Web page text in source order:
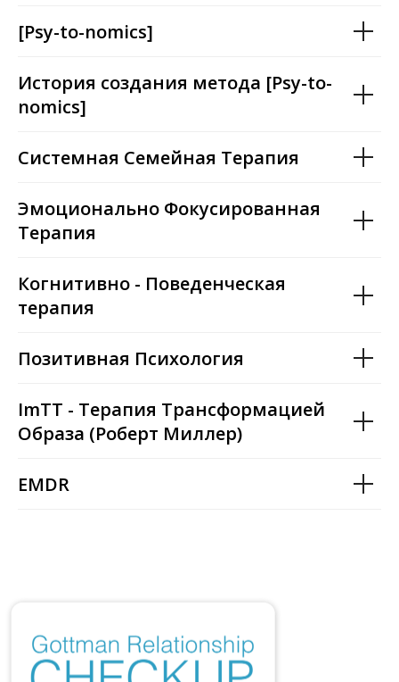
[Psy-to-nomics]
История создания метода [Psy-to-
nomics]
Системная Семейная Терапия
Эмоционально Фокусированная
Терапия
Когнитивно - Поведенческая
терапия
Позитивная Психология
ImTT - Терапия Трансформацией
Образа (Роберт Миллер)
EMDR